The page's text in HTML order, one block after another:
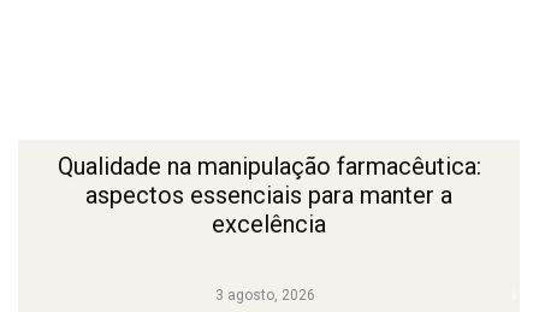
3 agosto, 2026
Qualidade na manipulação farmacêutica:
aspectos essenciais para manter a
excelência